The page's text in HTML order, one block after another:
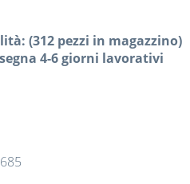
(312 pezzi in magazzino)
4-6 giorni lavorativi